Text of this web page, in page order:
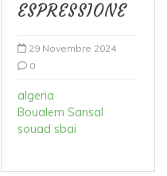
ESPRESSIONE
29 Novembre 2024
0
algeria
Boualem Sansal
souad sbai